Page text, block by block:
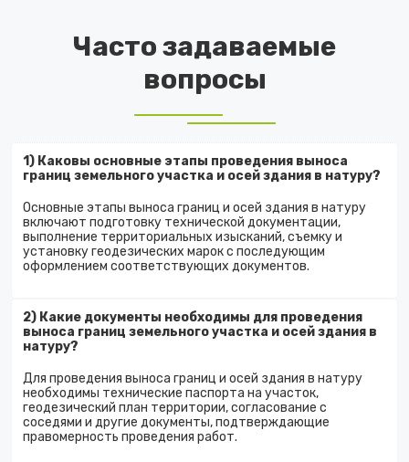
Часто задаваемые
вопросы
1) Каковы основные этапы проведения выноса
границ земельного участка и осей здания в натуру?
Основные этапы выноса границ и осей здания в натуру
включают подготовку технической документации,
выполнение территориальных изысканий, съемку и
установку геодезических марок с последующим
оформлением соответствующих документов.
2) Какие документы необходимы для проведения
выноса границ земельного участка и осей здания в
натуру?
Для проведения выноса границ и осей здания в натуру
необходимы технические паспорта на участок,
геодезический план территории, согласование с
соседями и другие документы, подтверждающие
правомерность проведения работ.